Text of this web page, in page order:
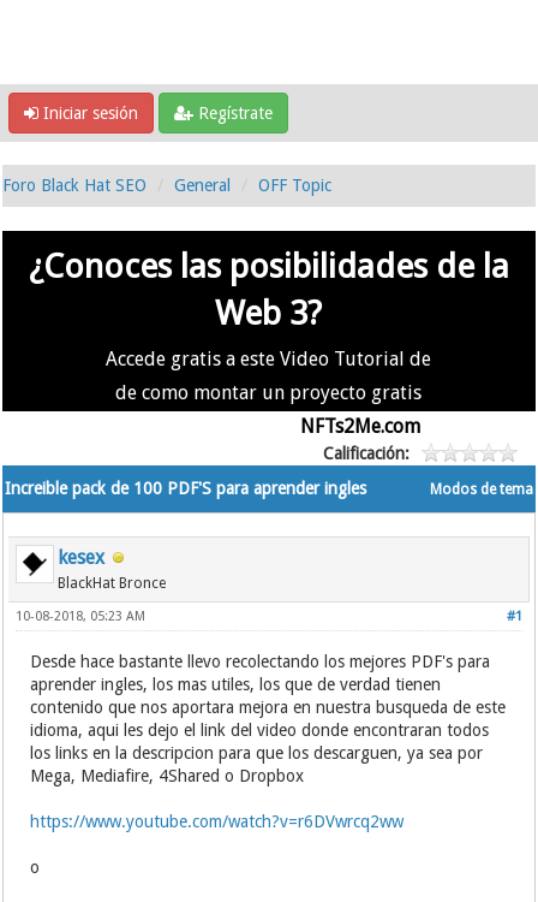
Iniciar sesión Regístrate
Foro Black Hat SEO General OFF Topic
¿Conoces las posibilidades de la
Web 3?
Accede gratis a este Video Tutorial de
de como montar un proyecto gratis
NFTs2Me.com
Calificación:
Modos de tema
Increible pack de 100 PDF'S para aprender ingles
kesex
BlackHat Bronce
#1
10-08-2018, 05:23 AM
Desde hace bastante llevo recolectando los mejores PDF's para
aprender ingles, los mas utiles, los que de verdad tienen
contenido que nos aportara mejora en nuestra busqueda de este
idioma, aqui les dejo el link del video donde encontraran todos
los links en la descripcion para que los descarguen, ya sea por
Mega, Mediafire, 4Shared o Dropbox
https://www.youtube.com/watch?v=r6DVwrcq2ww
o